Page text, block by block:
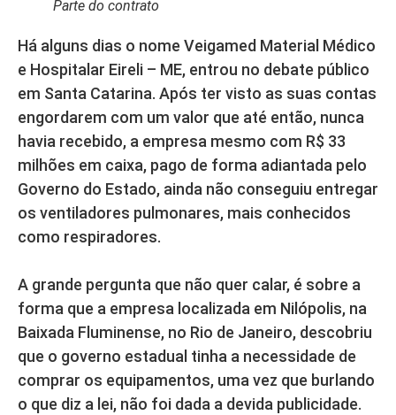
Parte do contrato
Há alguns dias o nome Veigamed Material Médico
e Hospitalar Eireli – ME, entrou no debate público
em Santa Catarina. Após ter visto as suas contas
engordarem com um valor que até então, nunca
havia recebido, a empresa mesmo com R$ 33
milhões em caixa, pago de forma adiantada pelo
Governo do Estado, ainda não conseguiu entregar
os ventiladores pulmonares, mais conhecidos
como respiradores.
A grande pergunta que não quer calar, é sobre a
forma que a empresa localizada em Nilópolis, na
Baixada Fluminense, no Rio de Janeiro, descobriu
que o governo estadual tinha a necessidade de
comprar os equipamentos, uma vez que burlando
o que diz a lei, não foi dada a devida publicidade.